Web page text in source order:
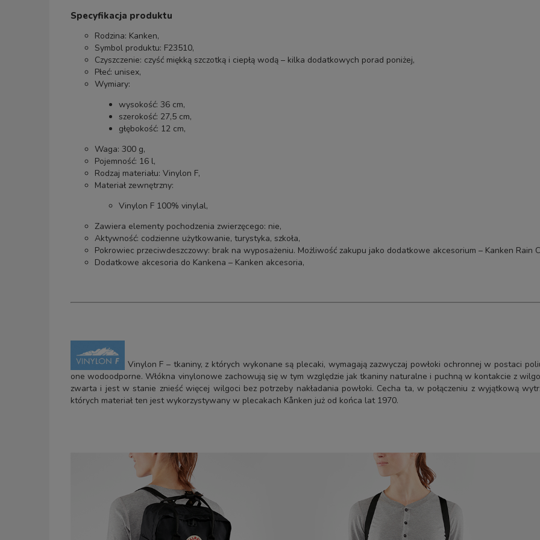
Specyfikacja produktu
Rodzina: Kanken,
Symbol produktu: F23510,
Czyszczenie: czyść miękką szczotką i ciepłą wodą – kilka dodatkowych porad poniżej,
Płeć: unisex,
Wymiary:
wysokość: 36 cm,
szerokość: 27,5 cm,
głębokość: 12 cm,
Waga: 300 g,
Pojemność: 16 l,
Rodzaj materiału: Vinylon F,
Materiał zewnętrzny:
Vinylon F 100% vinylal,
Zawiera elementy pochodzenia zwierzęcego: nie,
Aktywność: codzienne użytkowanie, turystyka, szkoła,
Pokrowiec przeciwdeszczowy: brak na wyposażeniu. Możliwość zakupu jako dodatkowe akcesorium – Kanken Rain
Dodatkowe akcesoria do Kankena – Kanken akcesoria,
Vinylon F – tkaniny, z których wykonane są plecaki, wymagają zazwyczaj powłoki ochronnej w postaci
one wodoodporne. Włókna vinylonowe zachowują się w tym względzie jak tkaniny naturalne i puchną w kontakcie z
zwarta i jest w stanie znieść więcej wilgoci bez potrzeby nakładania powłoki. Cecha ta, w połączeniu z wyjątkową
których materiał ten jest wykorzystywany w plecakach Kånken już od końca lat 1970.